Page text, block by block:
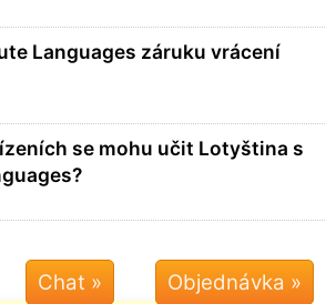
Languages záruku vrácení
se mohu učit Lotyština s
Chat »